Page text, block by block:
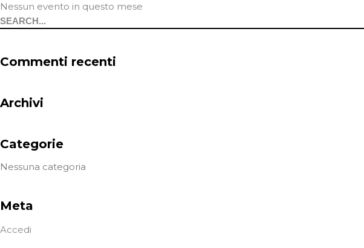
Nessun evento in questo mese
Search
Commenti recenti
Archivi
Categorie
Nessuna categoria
Meta
Accedi